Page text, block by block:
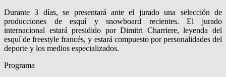
Durante 3 días, se presentará ante el jurado una selección de
producciones de esquí y snowboard recientes. El jurado
internacional estará presidido por Dimitri Charriere, leyenda del
esquí de freestyle francés, y estará compuesto por personalidades del
deporte y los medios especializados.
Programa